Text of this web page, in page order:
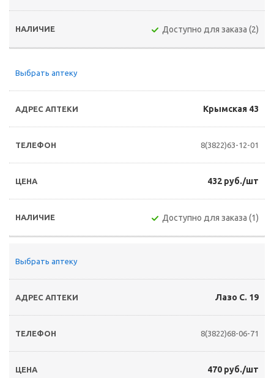
Доступно для заказа (2)
Выбрать аптеку
Крымская 43
8(3822)63-12-01
432 руб./шт
Доступно для заказа (1)
Выбрать аптеку
Лазо С. 19
8(3822)68-06-71
470 руб./шт